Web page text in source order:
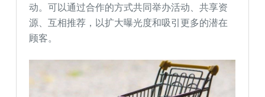
动。可以通过合作的方式共同举办活动、共享资
源、互相推荐，以扩大曝光度和吸引更多的潜在
顾客。